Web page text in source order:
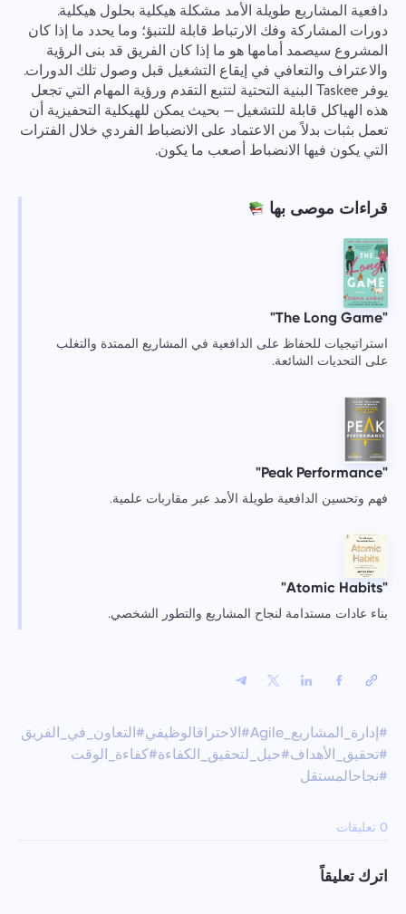
دافعية المشاريع طويلة الأمد مشكلة هيكلية بحلول هيكلية.
دورات المشاركة وفك الارتباط قابلة للتنبؤ؛ وما يحدد ما إذا كان
المشروع سيصمد أمامها هو ما إذا كان الفريق قد بنى الرؤية
والاعتراف والتعافي في إيقاع التشغيل قبل وصول تلك الدورات.
يوفر Taskee البنية التحتية لتتبع التقدم ورؤية المهام التي تجعل
هذه الهياكل قابلة للتشغيل — بحيث يمكن للهيكلية التحفيزية أن
تعمل بثبات بدلاً من الاعتماد على الانضباط الفردي خلال الفترات
التي يكون فيها الانضباط أصعب ما يكون.
قراءات موصى بها
"The Long Game"
استراتيجيات للحفاظ على الدافعية في المشاريع الممتدة والتغلب
على التحديات الشائعة.
"Peak Performance"
فهم وتحسين الدافعية طويلة الأمد عبر مقاربات علمية.
"Atomic Habits"
بناء عادات مستدامة لنجاح المشاريع والتطور الشخصي.
#إدارة_المشاريع_Agile #الاحتراقالوظيفي#التعاون_في_الفريق
#تحقيق_الأهداف#حيل_لتحقيق_الكفاءة#كفاءة_الوقت
#نجاحالمستقل
0 تعليقات
اترك تعليقاً